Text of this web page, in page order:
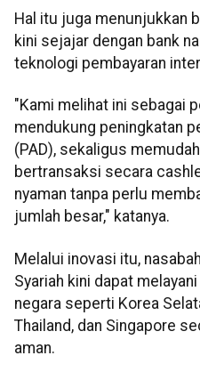
Hal itu juga menunjukkan
kini sejajar dengan bank
teknologi pembayaran
"Kami melihat ini sebagai
mendukung peningkatan
(PAD), sekaligus
bertransaksi secara
nyaman tanpa perlu
jumlah besar," katanya.
Melalui inovasi itu,
Syariah kini dapat
negara seperti Korea
Thailand, dan Singapore
aman.